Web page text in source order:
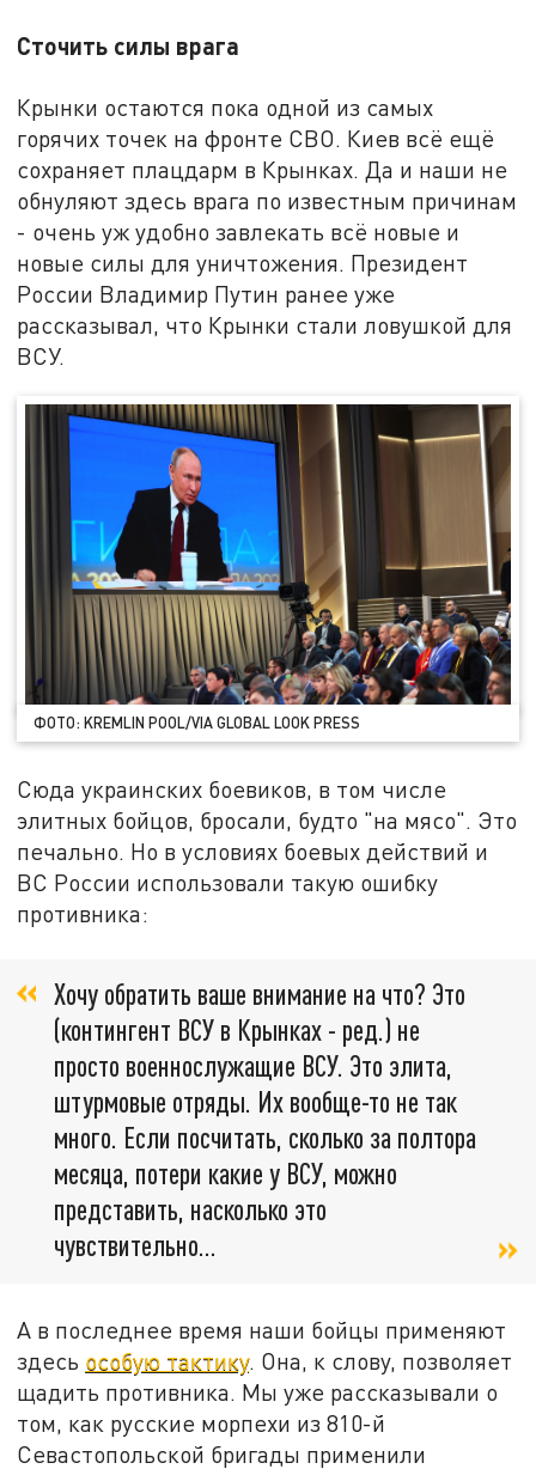
Сточить силы врага
Крынки остаются пока одной из самых
горячих точек на фронте СВО. Киев всё ещё
сохраняет плацдарм в Крынках. Да и наши не
обнуляют здесь врага по известным причинам
- очень уж удобно завлекать всё новые и
новые силы для уничтожения. Президент
России Владимир Путин ранее уже
рассказывал, что Крынки стали ловушкой для
ВСУ.
ФОТО: KREMLIN POOL/VIA GLOBAL LOOK PRESS
Сюда украинских боевиков, в том числе
элитных бойцов, бросали, будто "на мясо". Это
печально. Но в условиях боевых действий и
ВС России использовали такую ошибку
противника:
Хочу обратить ваше внимание на что? Это
(контингент ВСУ в Крынках - ред.) не
просто военнослужащие ВСУ. Это элита,
штурмовые отряды. Их вообще-то не так
много. Если посчитать, сколько за полтора
месяца, потери какие у ВСУ, можно
представить, насколько это
чувствительно…
А в последнее время наши бойцы применяют
здесь особую тактику. Она, к слову, позволяет
щадить противника. Мы уже рассказывали о
том, как русские морпехи из 810-й
Севастопольской бригады применили